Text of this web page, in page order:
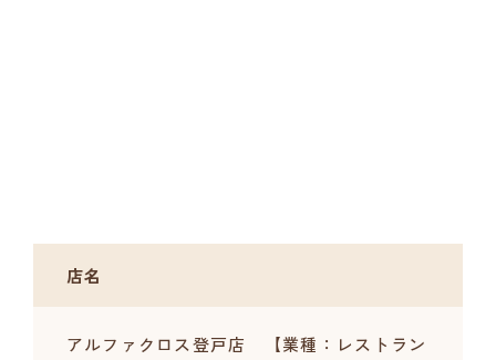
店名
アルファクロス登戸店 【業種：レストラン